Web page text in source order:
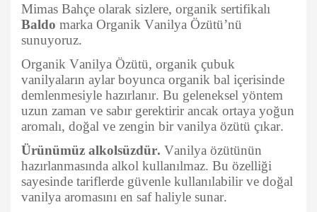
Mimas Bahçe olarak sizlere, organik sertifikalı
Baldo marka Organik Vanilya Özütü’nü
sunuyoruz.
Organik Vanilya Özütü, organik çubuk
vanilyaların aylar boyunca organik bal içerisinde
demlenmesiyle hazırlanır. Bu geleneksel yöntem
uzun zaman ve sabır gerektirir ancak ortaya yoğun
aromalı, doğal ve zengin bir vanilya özütü çıkar.
Ürünümüz alkolsüzdür. Vanilya özütünün
hazırlanmasında alkol kullanılmaz. Bu özelliği
sayesinde tariflerde güvenle kullanılabilir ve doğal
vanilya aromasını en saf haliyle sunar.